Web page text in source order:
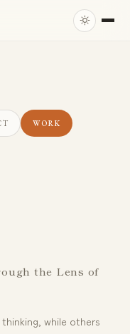
WORK
the Lens of
while others